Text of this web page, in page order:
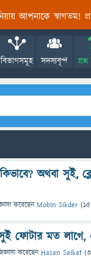
আপনাকে স্বাগতম!
বিভাগসমূহ সদস্যবৃন্দ
অথবা সুই,
করেছেনMobin Sikder (
ফোটার মত
করেছেনHasan Saikat (